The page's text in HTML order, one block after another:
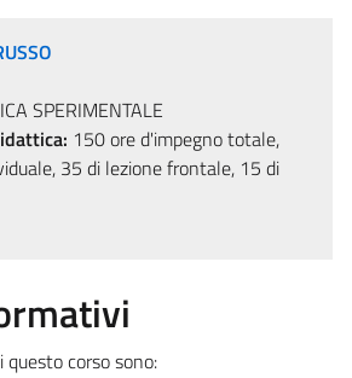
SPERIMENTALE
150 ore d'impegno totale,
35 di lezione frontale, 15 di
corso sono: